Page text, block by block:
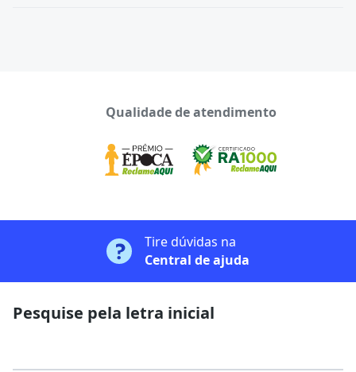
Qualidade de atendimento
Tire dúvidas na
Central de ajuda
Pesquise pela letra inicial